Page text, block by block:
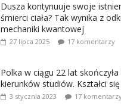
Dusza kontynuuje swoje
śmierci ciała? Tak wynika z
mechaniki kwantowej
27 lipca 2025 17 komentarzy
Polka w ciągu 22 lat skończyła
kierunków studiów. Kształci
3 stycznia 2023 17